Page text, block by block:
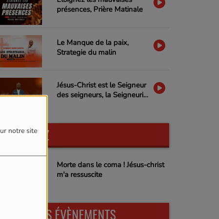
notre site
présences, Prière Matinale
Le Manque de la paix,
Strategie du malin
Jésus-Christ est le Seigneur
des seigneurs, la Seigneurie
Morte dans le coma ! Jésus-christ
m'a ressuscite
PROCHAINS ÉVÈNEMENTS